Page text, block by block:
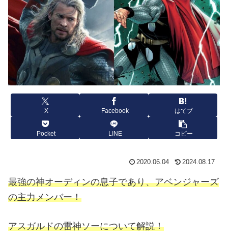
X Facebook はてブ
Pocket LINE コピー
2020.06.04 2024.08.17
最強の神オーディンの息子であり、アベンジャーズ
の主力メンバー！
アスガルドの雷神ソーについて解説！